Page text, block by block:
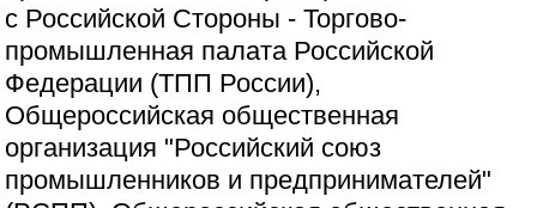
с Российской Стороны - Торгово-
промышленная палата Российской
Федерации (ТПП России),
Общероссийская общественная
организация "Российский союз
промышленников и предпринимателей"